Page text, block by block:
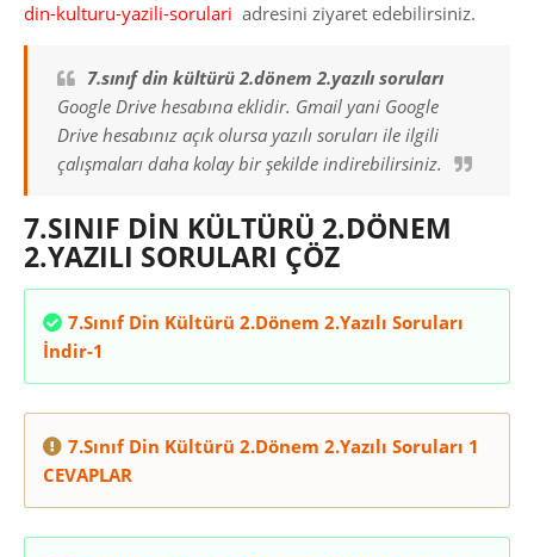
din-kulturu-yazili-sorulari adresini ziyaret edebilirsiniz.
7.sınıf din kültürü2.dönem 2.yazılı soruları
Google Drive hesabına eklidir. Gmail yani Google
Drive hesabınız açık olursa yazılı soruları ile ilgili
çalışmaları daha kolay bir şekilde indirebilirsiniz.
7.SINIF DİN KÜLTÜRÜ 2.DÖNEM
2.YAZILI SORULARI ÇÖZ
7.Sınıf Din Kültürü 2.Dönem 2.Yazılı Soruları
İndir-1
7.Sınıf Din Kültürü 2.Dönem 2.Yazılı Soruları 1
CEVAPLAR